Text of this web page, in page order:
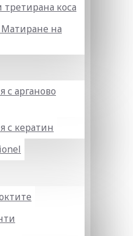
третирана коса
на
с арганово
с кератин